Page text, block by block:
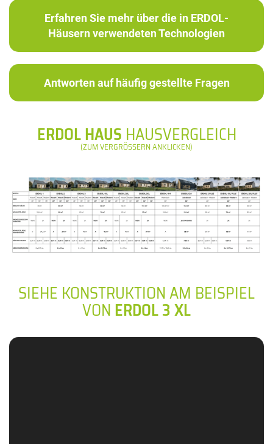
Erfahren Sie mehr über die in ERDOL-
Häusern verwendeten Technologien
Antworten auf häufig gestellte Fragen
ERDOL HAUS HAUSVERGLEICH
(ZUM VERGRÖSSERN ANKLICKEN)
SIEHE KONSTRUKTION AM BEISPIEL
VONERDOL 3 XL